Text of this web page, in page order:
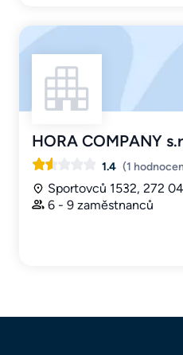
HORA COMPANY
1.4 (1
Sportovců 1532, 272
6 - 9 zaměstnanců